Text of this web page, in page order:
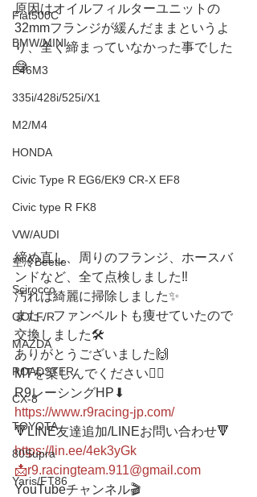
Fiat500C
BMW/MINI
E46M3
335i/428i/525i/X1
M2/M4
HONDA
Civic Type R EG6/EK9 CR-X EF8
Civic type R FK8
VW/AUDI
空冷Beetle
Scirocco
GOLF/R
MAZDA
ROADSTER
CX-8
TOYOTA
80Supra
Yaris/FT86
原因はオイルフィルターユニットの
32mmフランジが緩んだままというよ
り、全く締まっていなかった事でした
😅
締め直し、周りのフランジ、ホースバ
ンドなど、全て点検しました‼️
汚れは綺麗に掃除しました✨
また、ファンベルトも痩せていたので
交換しました🛠
ありがとうございました🙌
MTを楽しんでください❤️‍🔥
R9レーシングHP⬇︎
https://www.r9racing-jp.com/
🔻LINE友達追加/LINEお問い合わせ🔻
https://lin.ee/4ek3yGk
📩r9.racingteam.911@gmail.com
YouTubeチャンネル🎬